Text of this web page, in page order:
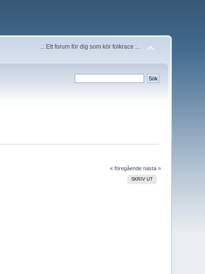
..: Ett forum för dig som kör folkrace :..
« föregående nästa »
SKRIV UT